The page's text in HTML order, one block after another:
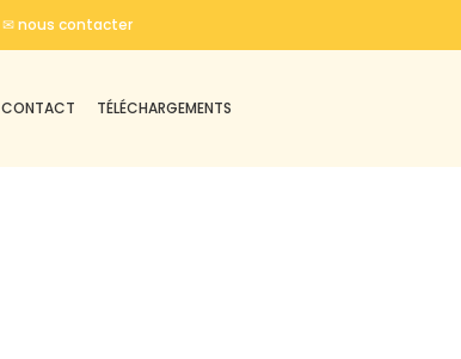
✉ nous contacter
CONTACT TÉLÉCHARGEMENTS